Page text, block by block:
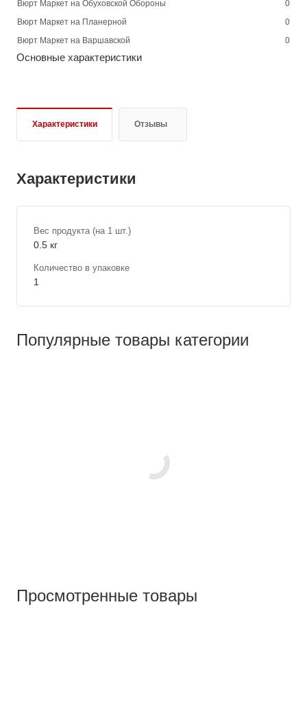
Вюрт Маркет на Обуховской Обороны
0
Вюрт Маркет на Планерной
0
Вюрт Маркет на Варшавской
0
Основные характеристики
Характеристики Отзывы
Характеристики
Вес продукта (на 1 шт.)
0.5 кг
Количество в упаковке
1
Популярные товары категории
Просмотренные товары